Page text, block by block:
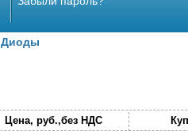
Цена, руб.,без НДС
Диоды